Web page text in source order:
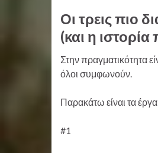
Οι τρεις πιο
(και η
Στην πραγματικότητα
όλοι συμφωνούν.
Παρακάτω είναι τα
#1